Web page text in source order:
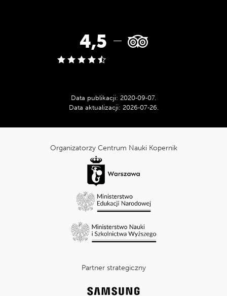
Ocena
w
serwisie
Tripadvisor:
4,5
Data publikacji: 2020‑09‑07.
Data aktualizacji: 2026‑07‑26.
Organizatorzy Centrum Nauki Kopernik
Partner strategiczny